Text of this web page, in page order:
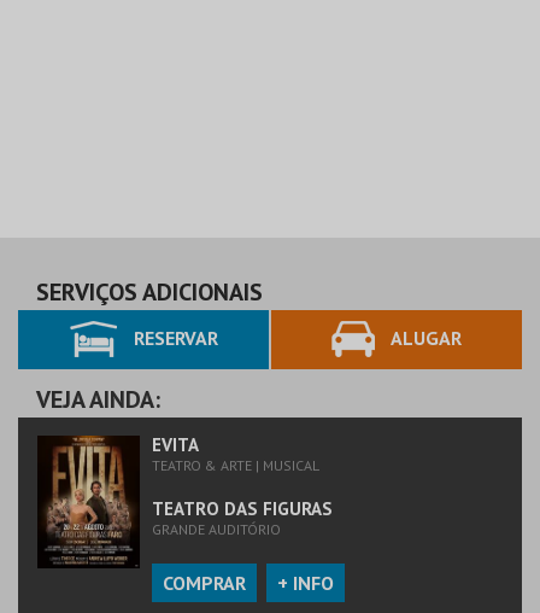
SERVIÇOS ADICIONAIS
RESERVAR ALUGAR
VEJA AINDA:
EVITA
TEATRO & ARTE | MUSICAL
TEATRO DAS FIGURAS
GRANDE AUDITÓRIO
COMPRAR + INFO